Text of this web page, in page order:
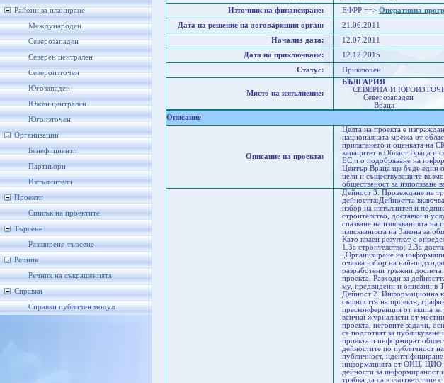
Райони за планиране
Международен
Северозападен
Северен централен
Североизточен
Югозападен
Южен централен
Югоизточен
Организации
Бенефициенти
Партньори
Изпълнители
Проекти
Списък на проектите
Търсене
Разширено търсене
Речник
Речник на съкращенията
Справки
Справки публичен модул
Източник на финансиране:
ЕФРР ==> Оперативна
Дата на решение на договарящия орган:
21.06.2011
Начална дата:
12.07.2011
Дата на приключване:
12.12.2015
Статус:
Приключен
Място на изпълнение:
БЪЛГАРИЯ
СЕВЕРНА И
Северозападен
Враца
Описание
Описание на проекта:
Целта на проекта е
националната мрежа от
прилагането и оценката на
капацитет в Област Враца и
ЕС и o подобряване на
Център Враца ще бъде един
цели и съществуващите
общественост за
Дейност 3: Провеждане на
дейността:Дейността
избор на изпълнител и
строителство, доставки и
спазване на изискванията
изискванията на Закона за
Като краен резултат с
1.За строителство; 2.За
„Организиране на
очаква избор на най-
разработени тръжни
проекта. Разходи за
му, предвидени и описани в
Дейност 2. Информационна
същността на проекта,
пресконференция от екипа
всички журналисти от
проекта, неговите задачи,
се подготвят за
проекта и информират
дейностите по публичност
публичност,
информацията от ОИЦ. ЦИО
дейности за информираност
трябва да са в